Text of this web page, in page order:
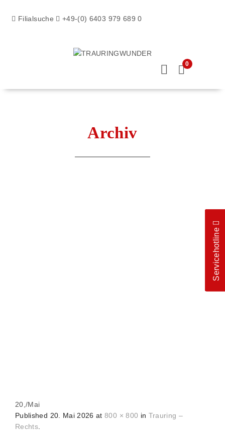
Filialsuche +49-(0) 6403 979 689 0
0
Archiv
20,/Mai
Published 20. Mai 2026 at800 × 800 in Trauring –
Rechts.
Servicehotline